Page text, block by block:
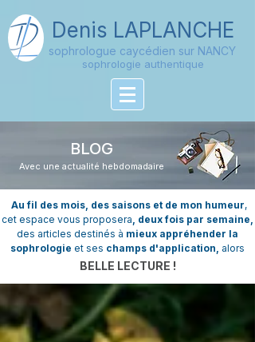
Denis LAPLANCHE
sophrologue caycédien sur NANCY
sophrologie authentique
BLOG
Avec une actualité hebdomadaire
Au fil des mois, des saisons et de mon humeur,
cet espace vous proposera, deux fois par semaine,
des articles destinés à mieux appréhender la
sophrologie et ses champs d'application, alors
BELLE LECTURE !